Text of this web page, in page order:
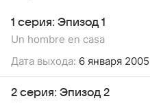
1 серия: Эпизод 1
Un hombre en casa
Дата выхода: 6 января 2005
2 серия: Эпизод 2